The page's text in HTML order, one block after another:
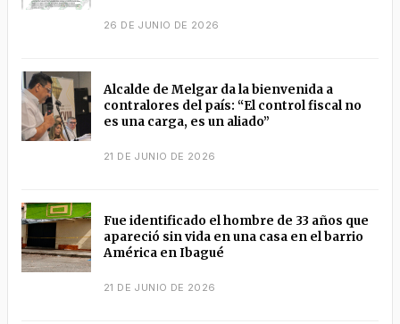
26 DE JUNIO DE 2026
Alcalde de Melgar da la bienvenida a
contralores del país: “El control fiscal no
es una carga, es un aliado”
21 DE JUNIO DE 2026
Fue identificado el hombre de 33 años que
apareció sin vida en una casa en el barrio
América en Ibagué
21 DE JUNIO DE 2026